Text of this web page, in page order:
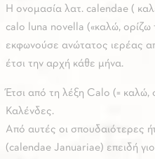
Η ονομασία λατ. calendae (
calo luna novella («καλώ, ορίζω
εκφωνούσε ανώτατος ιερέας
έτσι την αρχή κάθε μήνα.
Έτσι από τη λέξη Calo (=
Καλένδες.
Από αυτές οι σπουδαιότερες
(calendae Januariae) επειδή